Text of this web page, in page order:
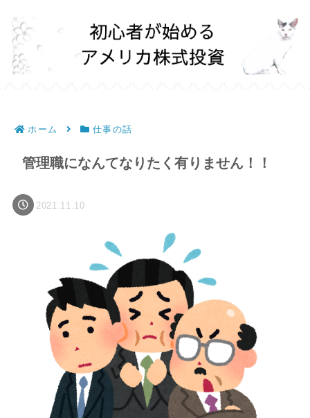
ホーム 仕事の話
管理職になんてなりたく有りません！！
2021.11.10